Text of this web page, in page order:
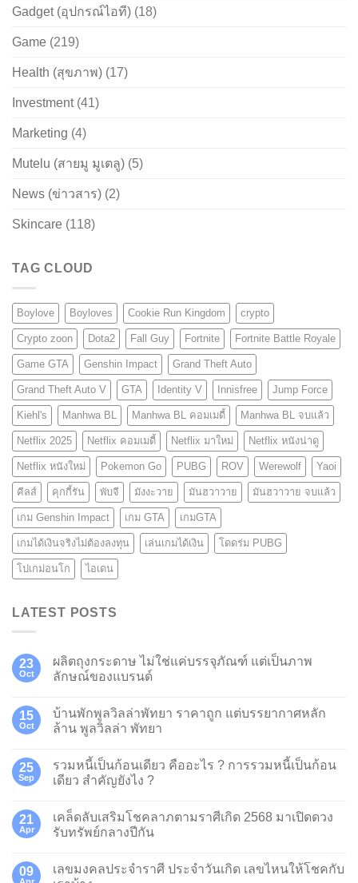
Gadget (อุปกรณ์ไอที) (18)
Game (219)
Health (สุขภาพ) (17)
Investment(41)
Marketing (4)
Mutelu (สายมู มูเตลู) (5)
News (ข่าวสาร) (2)
Skincare (118)
TAG CLOUD
Boylove Boyloves Cookie Run Kingdom crypto
Crypto zoon Dota2 Fall Guy Fortnite Fortnite Battle Royale
Game GTA Genshin Impact Grand Theft Auto
Grand Theft Auto V GTA Identity V Innisfree Jump Force
Kiehl's Manhwa BL Manhwa BL คอมเมดี้ Manhwa BL จบแล้ว
Netflix 2025 Netflix คอมเมดี้ Netflix มาใหม่ Netflix หนังน่าดู
Netflix หนังใหม่ Pokemon Go PUBG ROV Werewolf Yaoi
คีลส์ คุกกี้รัน พับจี มังงะวาย มันฮวาวาย มันฮวาวาย จบแล้ว
เกม Genshin Impact เกม GTA เกมGTA
เกมได้เงินจริงไม่ต้องลงทุน เล่นเกมได้เงิน โดดร่ม PUBG
โปเกม่อนโก ไอเดน
LATEST POSTS
23
Oct
ผลิตถุงกระดาษ ไม่ใช่แค่บรรจุภัณฑ์ แต่เป็นภาพ
ลักษณ์ของแบรนด์
15
Oct
บ้านพักพูลวิลล่าพัทยา ราคาถูก แต่บรรยากาศหลัก
ล้าน พูลวิลล่า พัทยา
25
Sep
รวมหนี้เป็นก้อนเดียว คืออะไร ? การรวมหนี้เป็นก้อน
เดียว สำคัญยังไง ?
21
Apr
เคล็ดลับเสริมโชคลาภตามราศีเกิด 2568 มาเปิดดวง
รับทรัพย์กลางปีกัน
09
เลขมงคลประจำราศี ประจำวันเกิด เลขไหนให้โชคกับ